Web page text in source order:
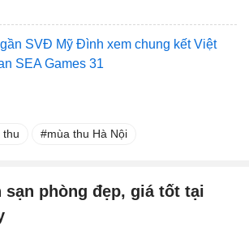
SVĐ Mỹ Đình xem chung kết Việt
SEA Games 31
thu mùa thu Hà Nội
sạn phòng đẹp, giá tốt tại